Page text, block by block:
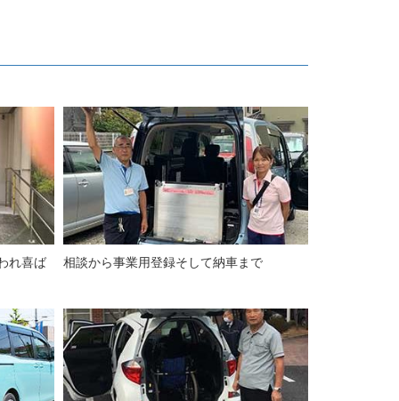
れ喜ば 相談から事業用登録そして納車まで